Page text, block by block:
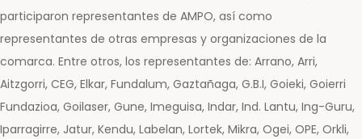
participaron representantes de AMPO, así como
representantes de otras empresas y organizaciones de la
comarca. Entre otros, los representantes de: Arrano, Arri,
Aitzgorri, CEG, Elkar, Fundalum, Gaztañaga, G.B.I, Goieki, Goierri
Fundazioa, Goilaser, Gune, Imeguisa, Indar, Ind. Lantu, Ing-Guru,
Iparragirre, Jatur, Kendu, Labelan, Lortek, Mikra, Ogei, OPE, Orkli,